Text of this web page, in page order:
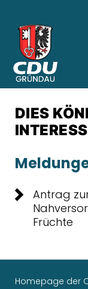
DIES
Antrag
Früchte
Homepage der